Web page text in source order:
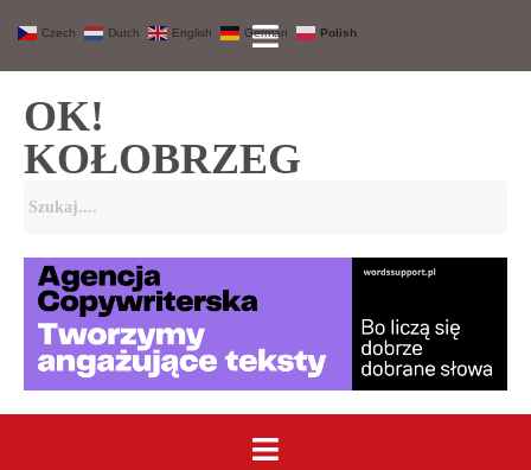
OK!
KOŁOBRZEG
Czech Dutch English German Polish